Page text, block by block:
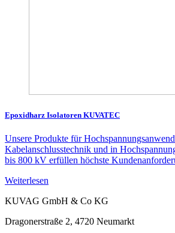
Epoxidharz Isolatoren KUVATEC
Unsere Produkte für
Kabelanschlusstechnik und in
bis 800 kV erfüllen höchste
Weiterlesen
KUVAG GmbH & Co KG
Dragonerstraße 2, 4720 Neumarkt